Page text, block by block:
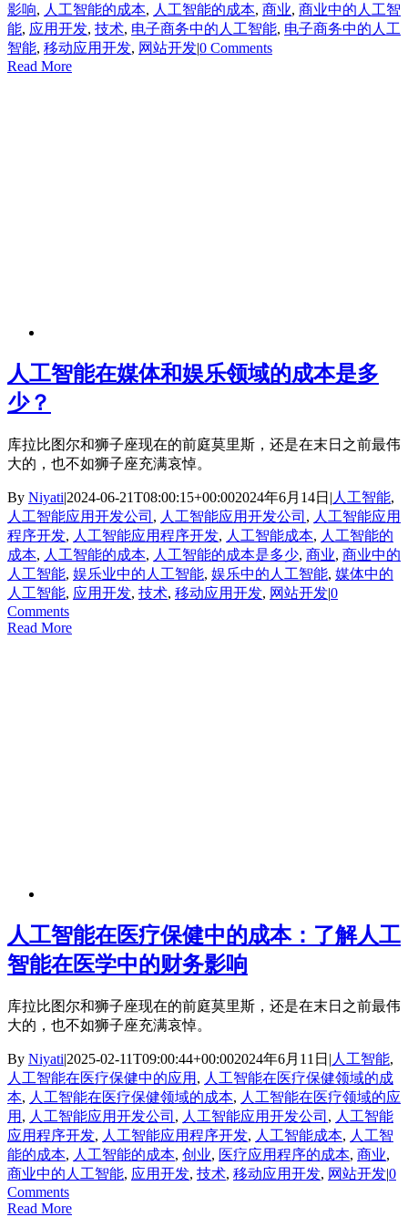
影响, 人工智能的成本, 人工智能的成本, 商业, 商业中的人工智
能, 应用开发, 技术, 电子商务中的人工智能, 电子商务中的人工
智能, 移动应用开发, 网站开发|0 Comments
Read More
人工智能在媒体和娱乐领域的成本是多
少？
库拉比图尔和狮子座现在的前庭莫里斯，还是在末日之前最伟
大的，也不如狮子座充满哀悼。
By Niyati|2024-06-21T08:00:15+00:002024年6月14日 | 人工智能,
人工智能应用开发公司 , 人工智能应用开发公司 , 人工智能应用
程序开发, 人工智能应用程序开发, 人工智能成本, 人工智能的
成本, 人工智能的成本, 人工智能的成本是多少, 商业, 商业中的
人工智能, 娱乐业中的人工智能, 娱乐中的人工智能, 媒体中的
人工智能, 应用开发, 技术, 移动应用开发, 网站开发|0
Comments
Read More
人工智能在医疗保健中的成本：了解人工
智能在医学中的财务影响
库拉比图尔和狮子座现在的前庭莫里斯，还是在末日之前最伟
大的，也不如狮子座充满哀悼。
By Niyati|2025-02-11T09:00:44+00:002024年6月11日 | 人工智能,
人工智能在医疗保健中的应用 , 人工智能在医疗保健领域的成
本, 人工智能在医疗保健领域的成本, 人工智能在医疗领域的应
用 , 人工智能应用开发公司 , 人工智能应用开发公司 , 人工智能
应用程序开发, 人工智能应用程序开发, 人工智能成本, 人工智
能的成本, 人工智能的成本, 创业, 医疗应用程序的成本, 商业,
商业中的人工智能, 应用开发, 技术, 移动应用开发, 网站开发|0
Comments
Read More